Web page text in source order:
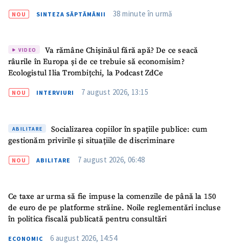
GARDĂ
NOU SINTEZA SĂPTĂMÂNII 38 minute în urmă
VIDEO
Va rămâne Chișinăul fără apă? De ce seacă
râurile în Europa și de ce trebuie să economisim?
Ecologistul Ilia Trombițchi, la Podcast ZdCe
NOU INTERVIURI 7 august 2026, 13:15
ABILITARE
Socializarea copiilor în spațiile publice: cum
gestionăm privirile și situațiile de discriminare
NOU ABILITARE 7 august 2026, 06:48
Ce taxe ar urma să fie impuse la comenzile de până la 150
de euro de pe platforme străine. Noile reglementări incluse
în politica fiscală publicată pentru consultări
ECONOMIC 6 august 2026, 14:54